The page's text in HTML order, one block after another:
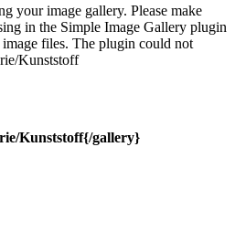
your image gallery. Please make
in the Simple Image Gallery plugin
files. The plugin could not
Kunststoff
Kunststoff{/gallery}